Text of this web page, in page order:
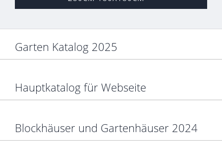
Garten Katalog 2025
Hauptkatalog für Webseite
Blockhäuser und Gartenhäuser 2024